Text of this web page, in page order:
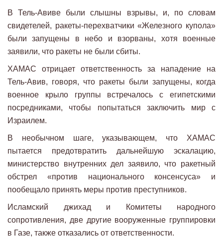
В Тель-Авиве были слышны взрывы, и, по словам
свидетелей, ракеты-перехватчики «Железного купола»
были запущены в небо и взорваны, хотя военные
заявили, что ракеты не были сбиты.
ХАМАС отрицает ответственность за нападение на
Тель-Авив, говоря, что ракеты были запущены, когда
военное крыло группы встречалось с египетскими
посредниками, чтобы попытаться заключить мир с
Израилем.
В необычном шаге, указывающем, что ХАМАС
пытается предотвратить дальнейшую эскалацию,
министерство внутренних дел заявило, что ракетный
обстрел «против национального консенсуса» и
пообещало принять меры против преступников.
Исламский джихад и Комитеты народного
сопротивления, две другие вооруженные группировки
в Газе, также отказались от ответственности.